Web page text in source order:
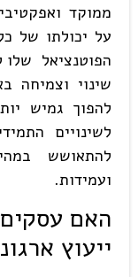
ממוקד
על יכולתו של
הפוטנציאל שלו
שינוי וצמיחה
להפוך גמיש
לשינויים
להתאושש
ועמידות.
האם
ייעוץ